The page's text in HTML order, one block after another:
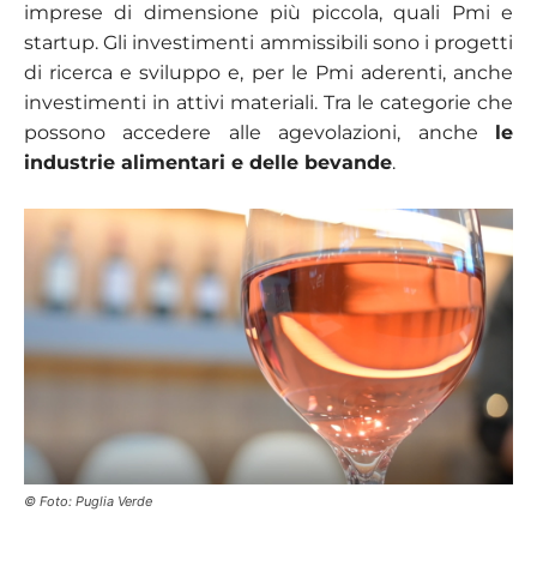
imprese di dimensione più piccola, quali Pmi e
startup. Gli investimenti ammissibili sono i progetti
di ricerca e sviluppo e, per le Pmi aderenti, anche
investimenti in attivi materiali. Tra le categorie che
possono accedere alle agevolazioni, anche le
industrie alimentari e delle bevande.
© Foto: Puglia Verde